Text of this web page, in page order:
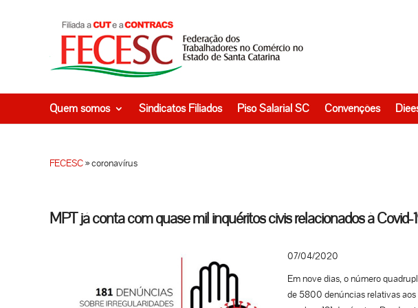
Quem somos Sindicatos Filiados Piso Salarial SC Convenções
FECESC»coronavírus
MPT já conta com quase mil inquéritos civis relacionados à Covid-
07/04/2020
Em nove dias, o número
de 5800 denúncias relativas